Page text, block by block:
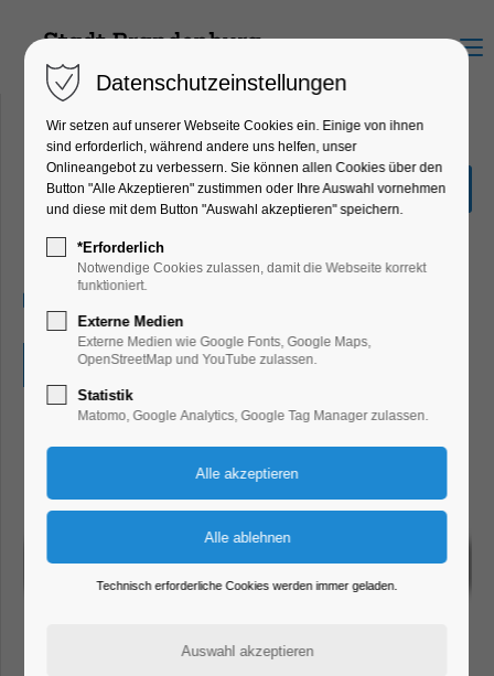
Menu
Ausstellung: STILLSTAND
WAR GESTERN
Ausstellung, Kunst
Eintritt frei
Datenschutzeinstellungen
Wir setzen auf unserer Webseite Cookies ein. Einige von ihnen
sind erforderlich, während andere uns helfen, unser
Onlineangebot zu verbessern. Sie können allen Cookies über den
Button "Alle Akzeptieren" zustimmen oder Ihre Auswahl vornehmen
und diese mit dem Button "Auswahl akzeptieren" speichern.
*Erforderlich
Notwendige Cookies zulassen, damit die Webseite korrekt
funktioniert.
Externe Medien
Externe Medien wie Google Fonts, Google Maps,
OpenStreetMap und YouTube zulassen.
Statistik
Matomo, Google Analytics, Google Tag Manager zulassen.
Technisch erforderliche Cookies werden immer geladen.